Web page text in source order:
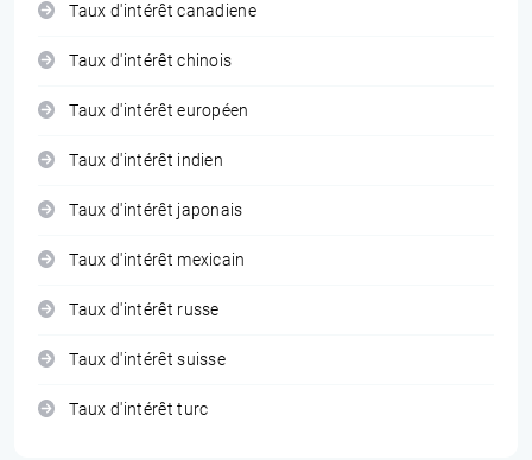
Taux d'intérêt canadiene
Taux d'intérêt chinois
Taux d'intérêt européen
Taux d'intérêt indien
Taux d'intérêt japonais
Taux d'intérêt mexicain
Taux d'intérêt russe
Taux d'intérêt suisse
Taux d'intérêt turc